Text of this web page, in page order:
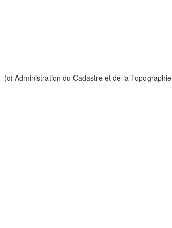
(c) Administration du Cadastre et de la Topographie